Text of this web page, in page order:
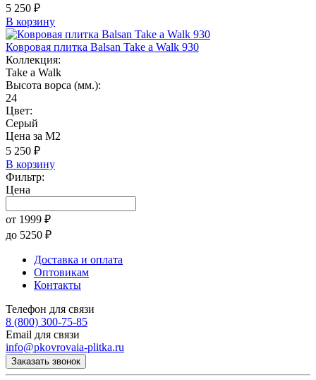
5 250 ₽
В корзину
Ковровая плитка Balsan Take a Walk 930
Коллекция:
Take a Walk
Высота ворса (мм.):
24
Цвет:
Серый
Цена за М2
5 250 ₽
В корзину
Фильтр:
Цена
от 1999 ₽
до 5250 ₽
Доставка и оплата
Оптовикам
Контакты
Телефон для связи
8 (800) 300-75-85
Email для связи
info@pkovrovaia-plitka.ru
Заказать звонок